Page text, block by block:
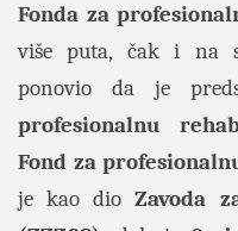
Fonda za
više puta, čak i na
ponovio da
je
profesionalnu
Fond za
je kao dioZavoda